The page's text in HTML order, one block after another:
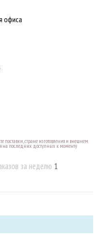
офиса
поставки, стране изготовления и внешнем
на последних доступных к моменту
за неделю 1